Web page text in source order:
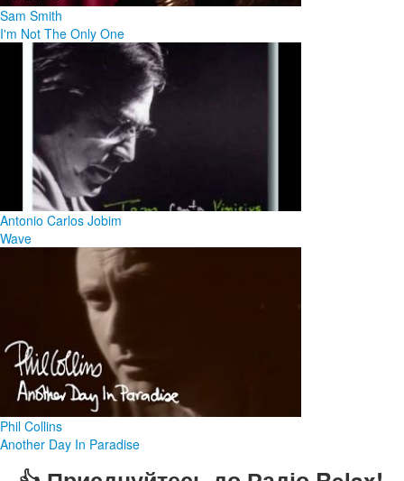
Sam Smith
I'm Not The Only One
Antonio Carlos Jobim
Wave
Phil Collins
Another Day In Paradise